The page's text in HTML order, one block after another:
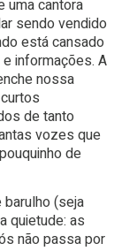
uma cantora
sendo vendido
está cansado
informações. A
nossa
de tanto
vozes que
de
(seja
quietude: as
não passa por